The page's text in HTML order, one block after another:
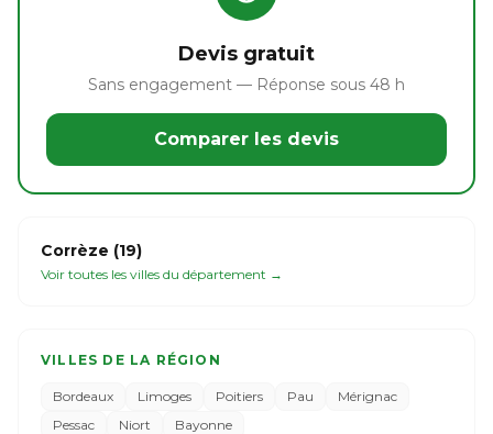
Devis gratuit
Sans engagement — Réponse sous 48 h
Comparer les devis
Corrèze (19)
Voir toutes les villes du département →
VILLES DE LA RÉGION
Bordeaux Limoges Poitiers Pau
Mérignac
Pessac
Niort Bayonne